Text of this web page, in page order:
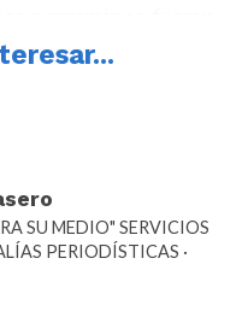
final anunciado.
SU MEDIO" SERVICIOS
PERIODÍSTICAS ·